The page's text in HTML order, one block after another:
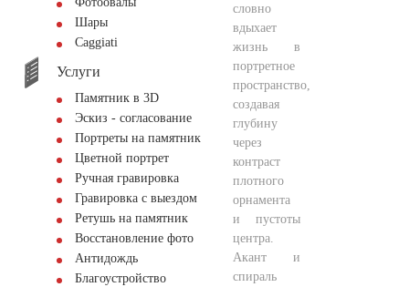
Шары
Сaggiati
Услуги
Памятник в 3D
Эскиз - согласование
Портреты на памятник
Цветной портрет
Ручная гравировка
Гравировка с выездом
Ретушь на памятник
Восстановление фото
Антидождь
Благоустройство
словно
вдыхает
жизнь в
портретное
пространство,
создавая
глубину
через
контраст
плотного
орнамента
и пустоты
центра.
Акант и
спираль